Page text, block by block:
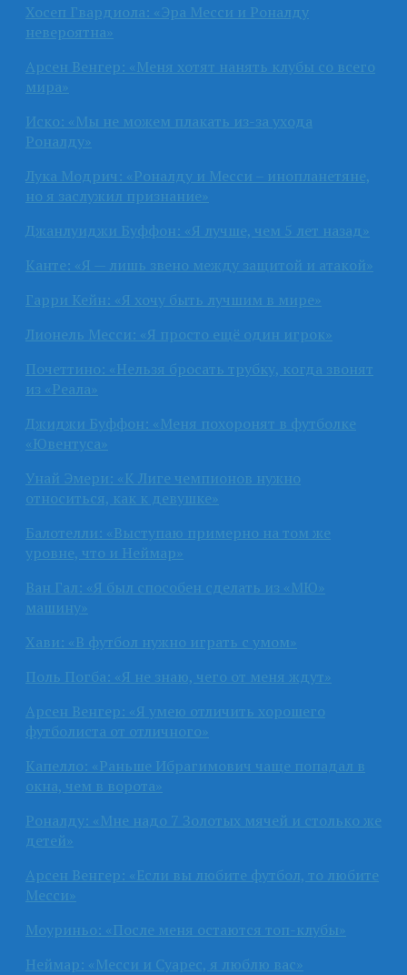
Хосеп Гвардиола: «Эра Месси и Роналду
невероятна»
Арсен Венгер: «Меня хотят нанять клубы со всего
мира»
Иско: «Мы не можем плакать из-за ухода
Роналду»
Лука Модрич: «Роналду и Месси – инопланетяне,
но я заслужил признание»
Джанлуиджи Буффон: «Я лучше, чем 5 лет назад»
Канте: «Я — лишь звено между защитой и атакой»
Гарри Кейн: «Я хочу быть лучшим в мире»
Лионель Месси: «Я просто ещё один игрок»
Почеттино: «Нельзя бросать трубку, когда звонят
из «Реала»
Джиджи Буффон: «Меня похоронят в футболке
«Ювентуса»
Унай Эмери: «К Лиге чемпионов нужно
относиться, как к девушке»
Балотелли: «Выступаю примерно на том же
уровне, что и Неймар»
Ван Гал: «Я был способен сделать из «МЮ»
машину»
Хави: «В футбол нужно играть с умом»
Поль Погба: «Я не знаю, чего от меня ждут»
Арсен Венгер: «Я умею отличить хорошего
футболиста от отличного»
Капелло: «Раньше Ибрагимович чаще попадал в
окна, чем в ворота»
Роналду: «Мне надо 7 Золотых мячей и столько же
детей»
Арсен Венгер: «Если вы любите футбол, то любите
Месси»
Моуриньо: «После меня остаются топ-клубы»
Неймар: «Месси и Суарес, я люблю вас»